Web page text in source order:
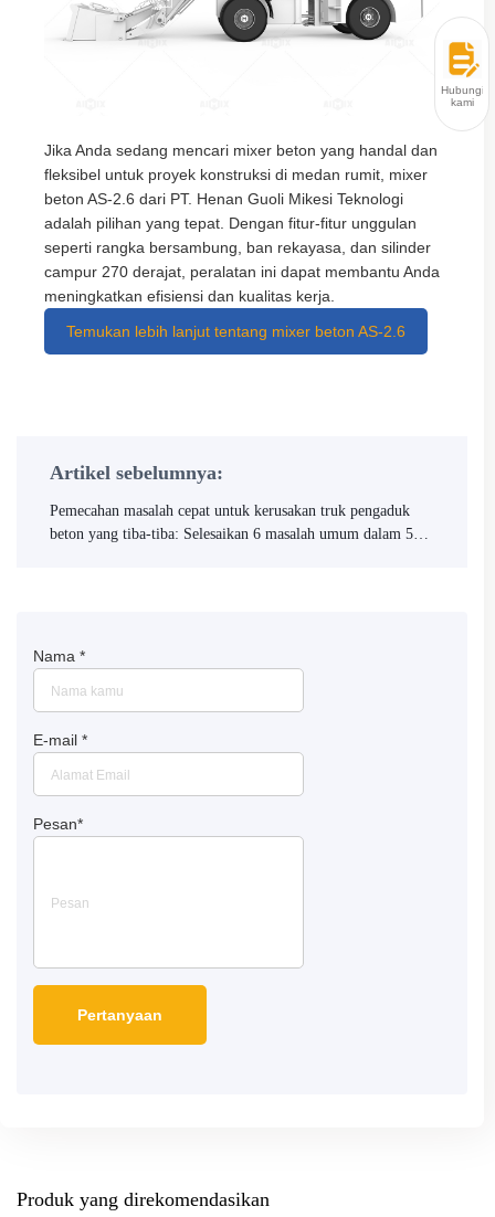
Jika Anda sedang mencari mixer beton yang handal dan
fleksibel untuk proyek konstruksi di medan rumit, mixer
beton AS-2.6 dari PT. Henan Guoli Mikesi Teknologi
adalah pilihan yang tepat. Dengan fitur-fitur unggulan
seperti rangka bersambung, ban rekayasa, dan silinder
campur 270 derajat, peralatan ini dapat membantu Anda
meningkatkan efisiensi dan kualitas kerja.
Temukan lebih lanjut tentang mixer beton AS-2.6
Artikel sebelumnya:
Pemecahan masalah cepat untuk kerusakan truk pengaduk
beton yang tiba-tiba: Selesaikan 6 masalah umum dalam 5
Nama *
E-mail *
Pesan*
Produk yang direkomendasikan
Hubungi
kami